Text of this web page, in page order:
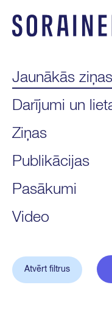
saturu
Jaunākās ziņas
Darījumi un
Ziņas
Publikācijas
Pasākumi
Video
Atvērt filtrus